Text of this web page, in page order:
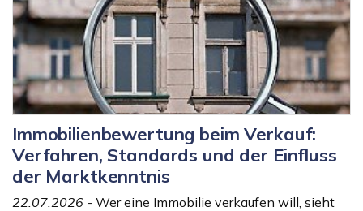
Immobilienbewertung beim Verkauf:
Verfahren, Standards und der Einfluss
der Marktkenntnis
22.07.2026 - Wer eine Immobilie verkaufen will, sieht